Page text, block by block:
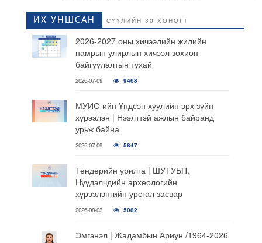
ИХ УНШСАН СҮҮЛИЙН 30 ХОНОГТ
2026-2027 оны хичээлийн жилийн
намрын улирлын хичээл зохион
байгуулалтын тухай
2026-07-09 9468
МУИС-ийн Үндсэн хуулийн эрх зүйн
хүрээлэн | Нээлттэй ажлын байранд
урьж байна
2026-07-09 5847
Тендерийн урилга | ШУТУБП,
Нүүдэлчдийн археологийн
хүрээлэнгийн урсгал засвар
2026-08-03 5082
Эмгэнэл | Жадамбын Ариун /1964-2026